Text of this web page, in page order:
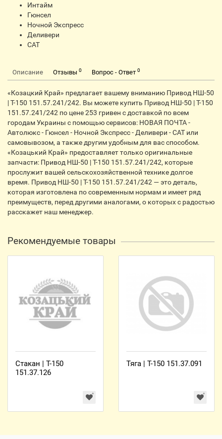
Интайм
Гюнсел
Ночной Экспресс
Деливери
CАТ
Описание Отзывы 0 Вопрос - Ответ 0
«Козацкий Край» предлагает вашему вниманию Привод НШ-50
| Т-150 151.57.241/242. Вы можете купить Привод НШ-50 | Т-150
151.57.241/242 по цене 253 гривен с доставкой по всем
городам Украины с помощью сервисов: НОВАЯ ПОЧТА -
Автолюкс - Гюнсел - Ночной Экспресс - Деливери - CАТ или
самовывозом, а также другим удобным для вас способом.
«Козацький Край» предоставляет только оригинальные
запчасти: Привод НШ-50 | Т-150 151.57.241/242, которые
прослужит вашей сельскохозяйственной технике долгое
время. Привод НШ-50 | Т-150 151.57.241/242 — это деталь,
которая изготовлена по современным нормам и имеет ряд
преимуществ, перед другими аналогами, о которых с радостью
расскажет наш менеджер.
Рекомендуемые товары
Стакан | Т-150
151.37.126
Тяга | Т-150 151.37.091